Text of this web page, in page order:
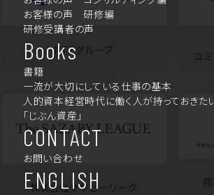
お客様の声 研修編
研修受講者の声
Books
書籍
一流が大切にしている仕事の基本
人的資本経営時代に働く人が持っておきた
「じぶん資産」
CONTACT
お問い合わせ
ENGLISH
NTTグループ
コ
株式会社サザビーリーグ